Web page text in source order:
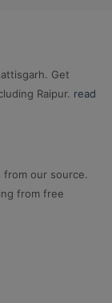
Get
Raipur. read
from our source.
from free